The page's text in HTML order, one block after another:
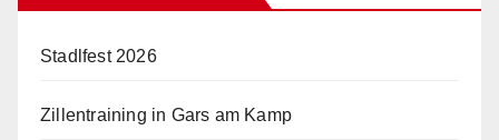
Stadlfest 2026
Zillentraining in Gars am Kamp